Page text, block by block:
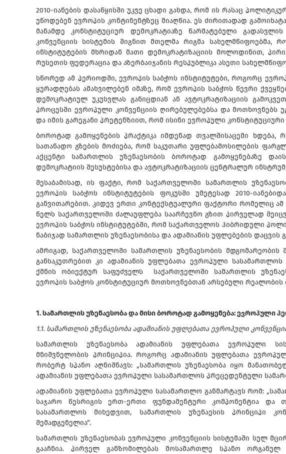
2010-იანების დასაწყისში უკვე ცხადი გახდა, რომ ის რასაც
უწოდებენ ევროპის კონტინენტზეც მიაღწია. ეს ძირითადად
მანამდე კონსტიტუციურ დემოკრატიაზე წარმატებული
კონვენციის სისტემის შიგნით მთელმა რიგმა სახელმწიფოებმა,
ინსტიტუტების მხრიდან მათი დემოკრატიზაციის მოლოდინით,
რუსეთის ფედერაცია და აზერბაიჯანის რესპუბლიკა ასეთი
სწორედ ამ პერიოდში, ევროპის საბჭოს ინსტიტუტები, როგორც
ყურადღებას ამახვილებენ იმაზე, რომ ევროპის საბჭოს წევრი
დემოკრატიულ უკუსვლას განიცდიან ან ავტოკრატიზაციის
პროცესში ევროპული კონვენციის ღირებულებებსა და მოთხოვნებს
და იმის გარეგანი პრეტენზიით, რომ ისინი ევროპული
ბოროტად გამოყენების პრაქტიკა იმდენად თვალშისაცემი ხდება,
სათანადო გზების მოძიება, რომ საკუთარი უფლებამოსილების
აქცენტი სამართლის უზენაესობის ბოროტად გამოყენებაზე
დემოკრატიის შესუსტებისა და ავტოკრატიზაციის ცენტრალურ
შესაბამისად, ის ფაქტი, რომ საქართველოში სამართლის
ევროპის საბჭოს ინსტიტუტების ფოკუსში უმეტესად 2010-
განვითარებით. კიდევ ერთი კონტექსტუალური ფაქტორი რომელიც ამ
წელს საქართველოში ძალაუფლება საარჩევნო გზით პირველად
ევროპის საბჭოს ინსტიტუტებში, რომ საქართველოს ჰიბრიდული
ნაბიჯად სამართლის უზენაესობისა და ადამიანის უფლებების დაცვის
ამრიგად, საქართველოში სამართლის უზენაესობის მდგომარეობის
განსაკუთრებით კი ადამიანის უფლებათა ევროპული სასამართლოს
ქმნის ობიექტურ საფუძველს საქართველოში სამართლის
ევროპის საბჭოს კონსტიტუციურ მოთხოვნებთან არსებული რეალობის
1. სამართლის უზენაესობა და მისი ბოროტად გამოყენება: ევროპული
1.1. სამართლის უზენაესობა ადამიანის უფლებათა ევროპული
სამართლის უზენაესობა ადამიანის უფლებათა ევროპული
მნიშვნელობის პრინციპია. როგორც ადამიანის უფლებათა
რობერტ სპანო აღნიშნავს: „სამართლის უზენაესობა იყო
ადამიანის უფლებათა ევროპული სასამართლოს პრეცედენტული
ადამიანის უფლებათა ევროპული სასამართლო განმარტავს რომ:
საჯარო წესრიგის ერთ-ერთი ფუნდამენტური კომპონენტია და
სასამართლოს მიხედვით, სამართლის უზენაესის პრინციპი
შემადგენელია“.
სამართლის უზენაესობას ევროპული კონვენციის სისტემაში სულ
გააჩნია. პირველ განზომილებას მოსამართლე სპანო ორგანულ